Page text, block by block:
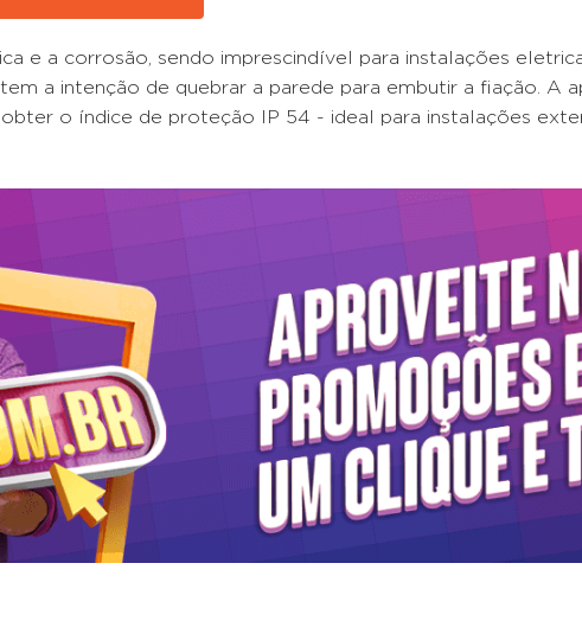
e a corrosão, sendo imprescindível para instalações
a intenção de quebrar a parede para embutir a fiação. A
o índice de proteção IP 54 - ideal para instalações